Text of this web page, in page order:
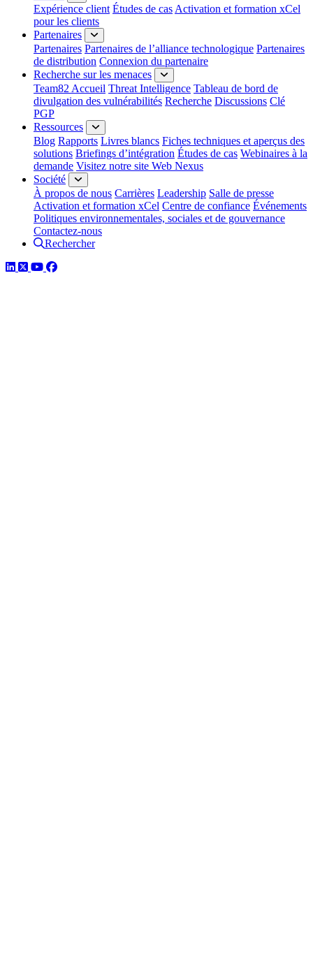
Expérience client Études de cas Activation et formation xCel
pour les clients
Partenaires
Partenaires Partenaires de l’alliance technologique Partenaires
de distribution Connexion du partenaire
Recherche sur les menaces
Team82 Accueil Threat Intelligence Tableau de bord de
divulgation des vulnérabilités Recherche Discussions Clé
PGP
Ressources
Blog Rapports Livres blancs Fiches techniques et aperçus des
solutions Briefings d’intégration Études de cas Webinaires à la
demande Visitez notre site Web Nexus
Société
À propos de nous Carrières Leadership Salle de presse
Activation et formation xCel Centre de confiance Événements
Politiques environnementales, sociales et de gouvernance
Contactez-nous
Rechercher
LinkedIn
TwitterYouTube
Facebook